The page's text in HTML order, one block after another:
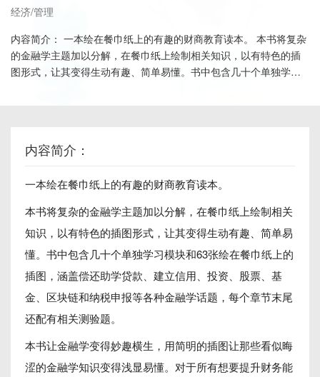
经济/管理
内容简介： 一本绘在餐巾纸上的有趣的财商教育读本。 本书将复杂
的金融学主题加以分解，在餐巾纸上绘制相关知识，以有特色的插
图形式，让其变得生动有趣、简单易懂。书中包含几十个单独学习
内容简介：
一本绘在餐巾纸上的有趣的财商教育读本。
本书将复杂的金融学主题加以分解，在餐巾纸上绘制相关
知识，以有特色的插图形式，让其变得生动有趣、简单易
懂。书中包含几十个单独学习模块和63张绘在餐巾纸上的
插图，涵盖偿还助学贷款、建立信用、投资、股票、基
金、区块链和纳税申报等各种金融学话题，每个章节末尾
还配有相关测验题。
本书让金融学变得妙趣横生，用简明的插图让那些看似晦
涩的金融学知识变得浅显易懂。对于所有想要提升财务能